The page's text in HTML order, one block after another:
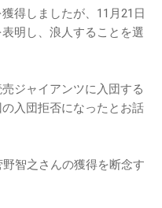
得しましたが、11月21日
明し、浪人することを選
ジャイアンツに入団する
入団拒否になったとお話
智之さんの獲得を断念す